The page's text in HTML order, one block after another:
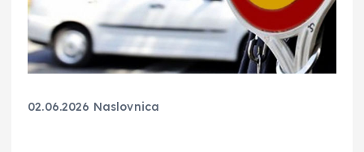
02.06.2026 Naslovnica